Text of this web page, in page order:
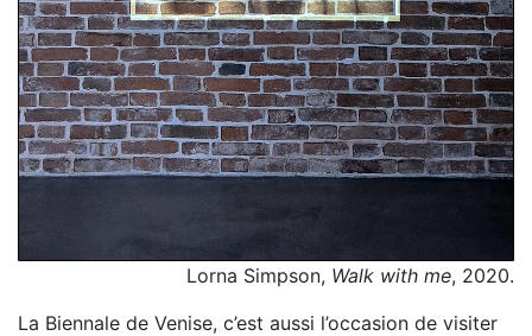
Lorna Simpson, Walk with me, 2020.
La Biennale de Venise, c’est aussi l’occasion de visiter